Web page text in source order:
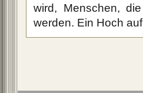
wird, Menschen,
werden. Ein Hoch